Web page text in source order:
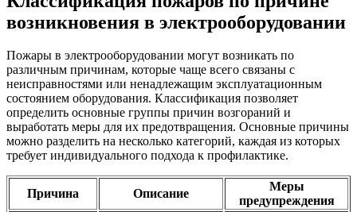
возникновения в электрооборудовании
Пожары в электрооборудовании могут возникать по
различным причинам, которые чаще всего связаны с
неисправностями или ненадлежащим эксплуатационным
состоянием оборудования. Классификация позволяет
определить основные группы причин возгораний и
выработать меры для их предотвращения. Основные причины
можно разделить на несколько категорий, каждая из которых
требует индивидуального подхода к профилактике.
Причина Описание
Меры
предупреждения